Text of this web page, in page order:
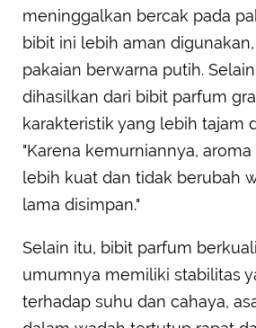
meninggalkan bercak pada
bibit ini lebih aman
pakaian berwarna putih.
dihasilkan dari bibit parfum
karakteristik yang lebih tajam
"Karena kemurniannya,
lebih kuat dan tidak berubah
lama disimpan."
Selain itu, bibit parfum
umumnya memiliki stabilitas
terhadap suhu dan cahaya,